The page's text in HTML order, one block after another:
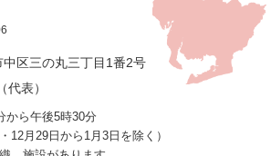
区三の丸三丁目1番2号
表）
から午後5時30分
12月29日から1月3日を除く）